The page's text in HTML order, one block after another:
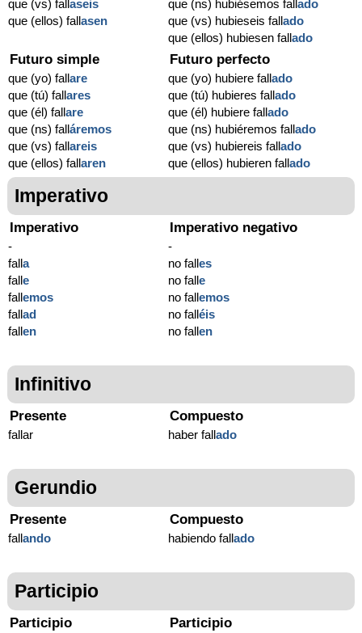
que (vs) fall aseis
que (ellos) fallasen
que (ns) hubiésemos fallado
que (vs) hubieseis fallado
que (ellos) hubiesen fallado
Futuro simple
que (yo) fallare
que (tú) fallares
que (él) fallare
que (ns) falláremos
que (vs) fallareis
que (ellos) fallaren
Futuro perfecto
que (yo) hubiere fallado
que (tú) hubieres fallado
que (él) hubiere fallado
que (ns) hubiéremos fallado
que (vs) hubiereis fallado
que (ellos) hubieren fallado
Imperativo
Imperativo
-
falla
falle
fallemos
fallad
fallen
Imperativo negativo
-
no falles
no falle
no fallemos
no falléis
no fallen
Infinitivo
Presente
fallar
Compuesto
haber fallado
Gerundio
Presente
fallando
Compuesto
habiendo fallado
Participio
Participio Participio